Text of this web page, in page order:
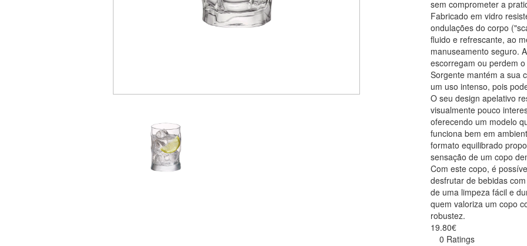
sem comprometer a
Fabricado em vidro
ondulações do corpo
fluido e refrescante, ao
manuseamento seguro.
escorregam ou perdem
Sorgente mantém a sua
um uso intenso, pois
O seu design apelativo
visualmente pouco
oferecendo um modelo
funciona bem em
formato equilibrado
sensação de um copo
Com este copo, é
desfrutar de bebidas
de uma limpeza fácil e
quem valoriza um copo
robustez.
19.80€
0 Ratings